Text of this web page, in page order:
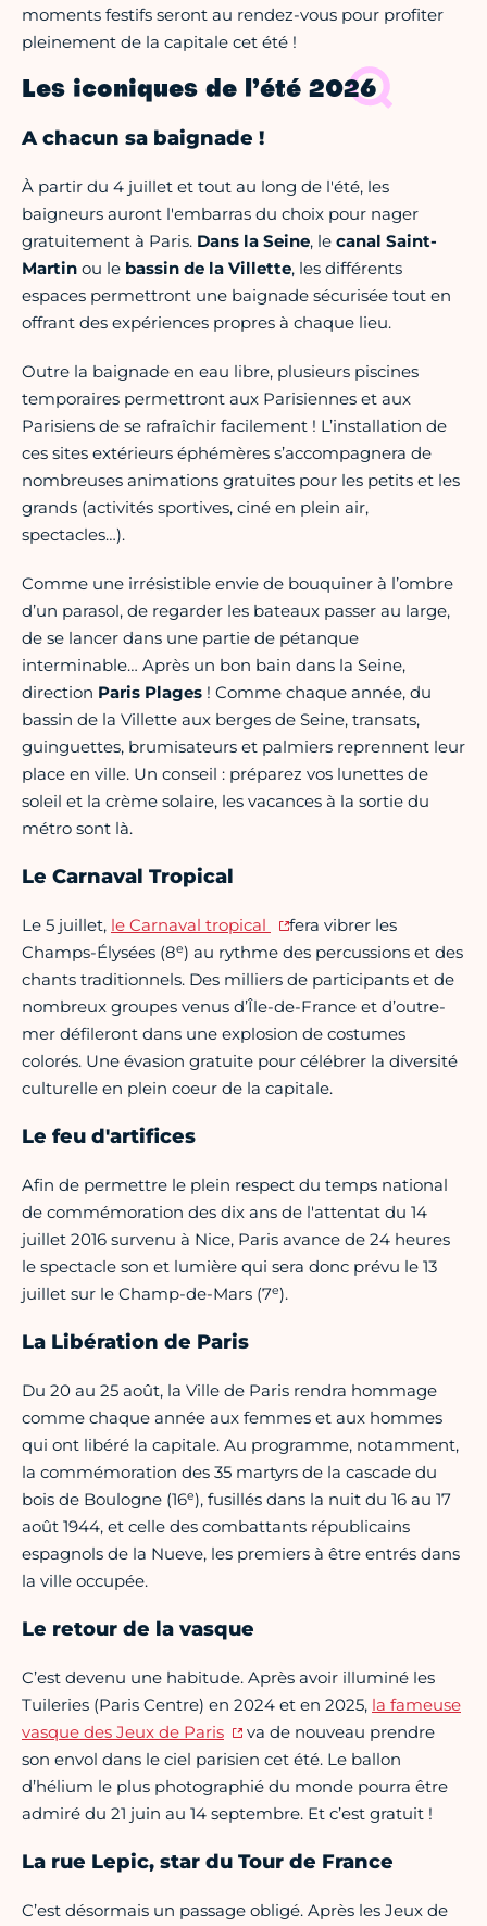
moments festifs seront au rendez-vous pour profiter
pleinement de la capitale cet été !
Les iconiques de l’été 2026
A chacun sa baignade !
À partir du 4 juillet et tout au long de l'été, les
baigneurs auront l'embarras du choix pour nager
gratuitement à Paris. Dans la Seine, le canal Saint-
Martin ou le bassin de la Villette, les différents
espaces permettront une baignade sécurisée tout en
offrant des expériences propres à chaque lieu.
Outre la baignade en eau libre, plusieurs piscines
temporaires permettront aux Parisiennes et aux
Parisiens de se rafraîchir facilement ! L’installation de
ces sites extérieurs éphémères s’accompagnera de
nombreuses animations gratuites pour les petits et les
grands (activités sportives, ciné en plein air,
spectacles…).
Comme une irrésistible envie de bouquiner à lʼombre
dʼun parasol, de regarder les bateaux passer au large,
de se lancer dans une partie de pétanque
interminable… Après un bon bain dans la Seine,
direction Paris Plages ! Comme chaque année, du
bassin de la Villette aux berges de Seine, transats,
guinguettes, brumisateurs et palmiers reprennent leur
place en ville. Un conseil : préparez vos lunettes de
soleil et la crème solaire, les vacances à la sortie du
métro sont là.
Le Carnaval Tropical
Le 5 juillet, le Carnaval tropical
fera vibrer les
Champs-Élysées (8e) au rythme des percussions et des
chants traditionnels. Des milliers de participants et de
nombreux groupes venus d’Île-de-France et d’outre-
mer défileront dans une explosion de costumes
colorés. Une évasion gratuite pour célébrer la diversité
culturelle en plein coeur de la capitale.
Le feu d'artifices
Afin de permettre le plein respect du temps national
de commémoration des dix ans de l'attentat du 14
juillet 2016 survenu à Nice, Paris avance de 24 heures
le spectacle son et lumière qui sera donc prévu le 13
juillet sur le Champ-de-Mars (7e).
La Libération de Paris
Du 20 au 25 août, la Ville de Paris rendra hommage
comme chaque année aux femmes et aux hommes
qui ont libéré la capitale. Au programme, notamment,
la commémoration des 35 martyrs de la cascade du
bois de Boulogne (16e), fusillés dans la nuit du 16 au 17
août 1944, et celle des combattants républicains
espagnols de la Nueve, les premiers à être entrés dans
la ville occupée.
Le retour de la vasque
C’est devenu une habitude. Après avoir illuminé les
Tuileries (Paris Centre) en 2024 et en 2025, la fameuse
vasque des Jeux de Paris
va de nouveau prendre
son envol dans le ciel parisien cet été. Le ballon
d’hélium le plus photographié du monde pourra être
admiré du 21 juin au 14 septembre. Et c’est gratuit !
La rue Lepic, star du Tour de France
C’est désormais un passage obligé. Après les Jeux de